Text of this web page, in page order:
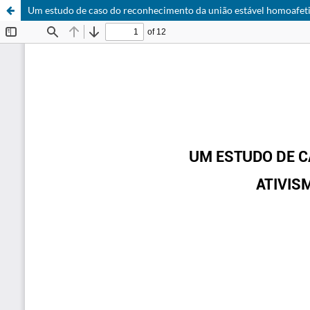
Um estudo de caso do reconhecimento da união estável